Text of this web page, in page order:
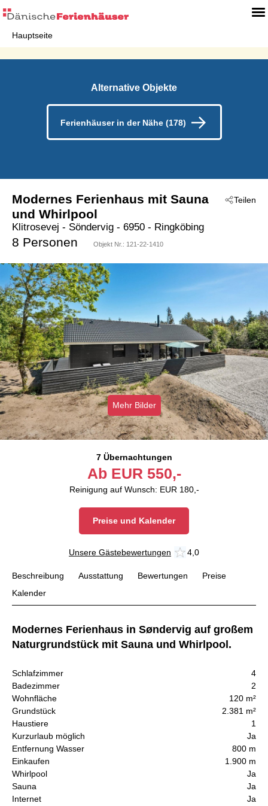
Hauptseite
Alternative Objekte
Ferienhäuser in der Nähe (178)
Teilen
Modernes Ferienhaus mit Sauna
und Whirlpool
Klitrosevej - Söndervig - 6950 - Ringköbing
8 Personen Objekt Nr.: 121-22-1410
Mehr Bilder
7 Übernachtungen
Ab EUR 550,-
Reinigung auf Wunsch: EUR 180,-
Preise und Kalender
Unsere Gästebewertungen 4,0
Beschreibung Ausstattung Bewertungen
Preise
Kalender
Modernes Ferienhaus in Søndervig auf großem
Naturgrundstück mit Sauna und Whirlpool.
Schlafzimmer
4
Badezimmer
2
Wohnfläche
120 m²
Grundstück
2.381 m²
Haustiere
1
Kurzurlaub möglich
Ja
Entfernung Wasser
800 m
Einkaufen
1.900 m
Whirlpool
Ja
Sauna
Ja
Internet
Ja